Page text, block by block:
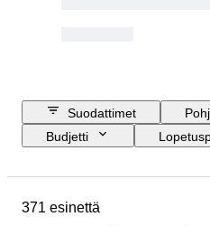
Suodattimet
Budjetti
Aihe
371 esinettä